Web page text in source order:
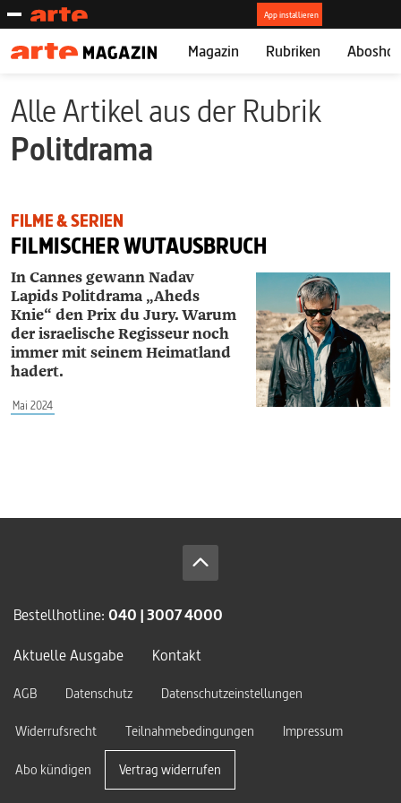
Magazin Rubriken
Alle Artikel aus der Rubrik
Politdrama
FILME & SERIEN
FILMISCHER WUTAUSBRUCH
In Cannes gewann Nadav
Lapids Politdrama „Aheds
Knie“ den Prix du Jury. Warum
der israelische Regisseur noch
immer mit seinem Heimatland
hadert.
Mai 2024
Bestellhotline: 040 | 3007 4000
Aktuelle Ausgabe
Kontakt
AGB Datenschutz
Datenschutzeinstellungen
Widerrufsrecht
Teilnahmebedingungen Impressum
Abo kündigen Vertrag widerrufen